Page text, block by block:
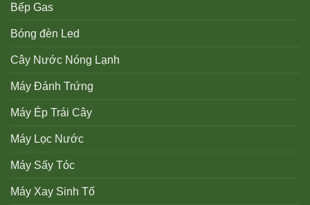
Bếp Gas
Bóng đèn Led
Cây Nước Nóng Lạnh
Máy Đánh Trứng
Máy Ép Trái Cây
Máy Lọc Nước
Máy Sấy Tóc
Máy Xay Sinh Tố